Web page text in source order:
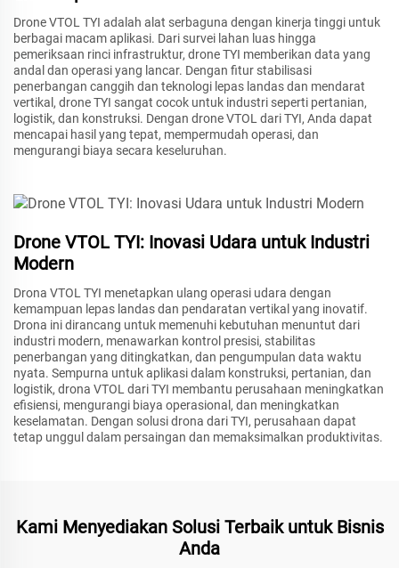
Drone VTOL TYI adalah alat serbaguna dengan kinerja tinggi untuk
berbagai macam aplikasi. Dari survei lahan luas hingga
pemeriksaan rinci infrastruktur, drone TYI memberikan data yang
andal dan operasi yang lancar. Dengan fitur stabilisasi
penerbangan canggih dan teknologi lepas landas dan mendarat
vertikal, drone TYI sangat cocok untuk industri seperti pertanian,
logistik, dan konstruksi. Dengan drone VTOL dari TYI, Anda dapat
mencapai hasil yang tepat, mempermudah operasi, dan
mengurangi biaya secara keseluruhan.
Drone VTOL TYI: Inovasi Udara untuk Industri
Modern
Drona VTOL TYI menetapkan ulang operasi udara dengan
kemampuan lepas landas dan pendaratan vertikal yang inovatif.
Drona ini dirancang untuk memenuhi kebutuhan menuntut dari
industri modern, menawarkan kontrol presisi, stabilitas
penerbangan yang ditingkatkan, dan pengumpulan data waktu
nyata. Sempurna untuk aplikasi dalam konstruksi, pertanian, dan
logistik, drona VTOL dari TYI membantu perusahaan meningkatkan
efisiensi, mengurangi biaya operasional, dan meningkatkan
keselamatan. Dengan solusi drona dari TYI, perusahaan dapat
tetap unggul dalam persaingan dan memaksimalkan produktivitas.
Kami Menyediakan Solusi Terbaik untuk Bisnis
Anda